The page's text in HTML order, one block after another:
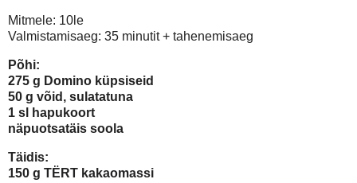
Mitmele: 10le
Valmistamisaeg: 35 minutit + tahenemisaeg
Põhi:
275 g Domino küpsiseid
50 g võid, sulatatuna
1 sl hapukoort
näpuotsatäis soola
Täidis:
150 g TЁRT kakaomassi